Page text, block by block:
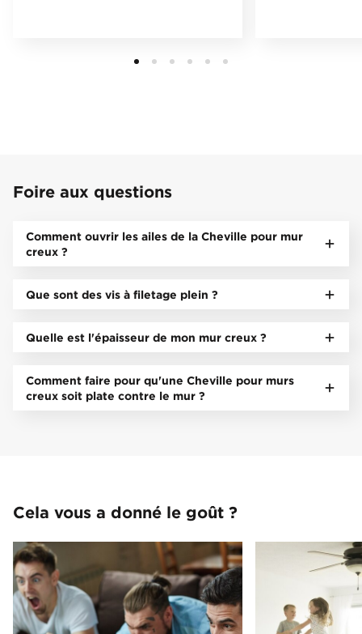
Foire aux questions
Comment ouvrir les ailes de la Cheville pour mur
creux ?
Que sont des vis à filetage plein ?
Quelle est l'épaisseur de mon mur creux ?
Comment faire pour qu'une Cheville pour murs
creux soit plate contre le mur ?
Cela vous a donné le goût ?